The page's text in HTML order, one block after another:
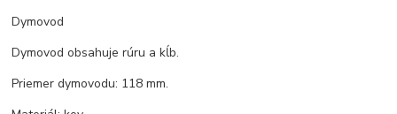
Dymovod
Dymovod obsahuje rúru a kĺb.
Priemer dymovodu: 118 mm.